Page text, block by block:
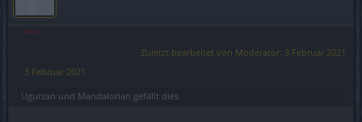
***
Zuletzt bearbeitet von Moderator: 3 Februar 2021
3 Februar 2021
Ugurzan und MandaIorian gefällt dies.